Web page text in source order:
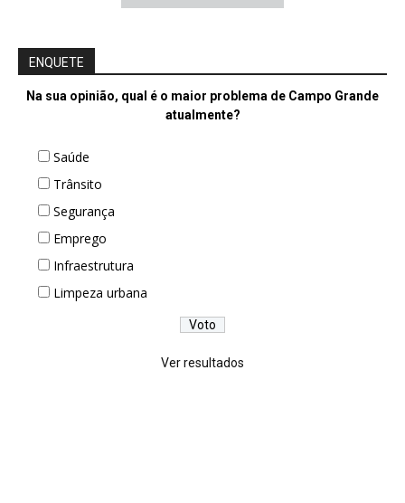
ENQUETE
Na sua opinião, qual é o maior problema de Campo Grande
atualmente?
Saúde
Trânsito
Segurança
Emprego
Infraestrutura
Limpeza urbana
Ver resultados